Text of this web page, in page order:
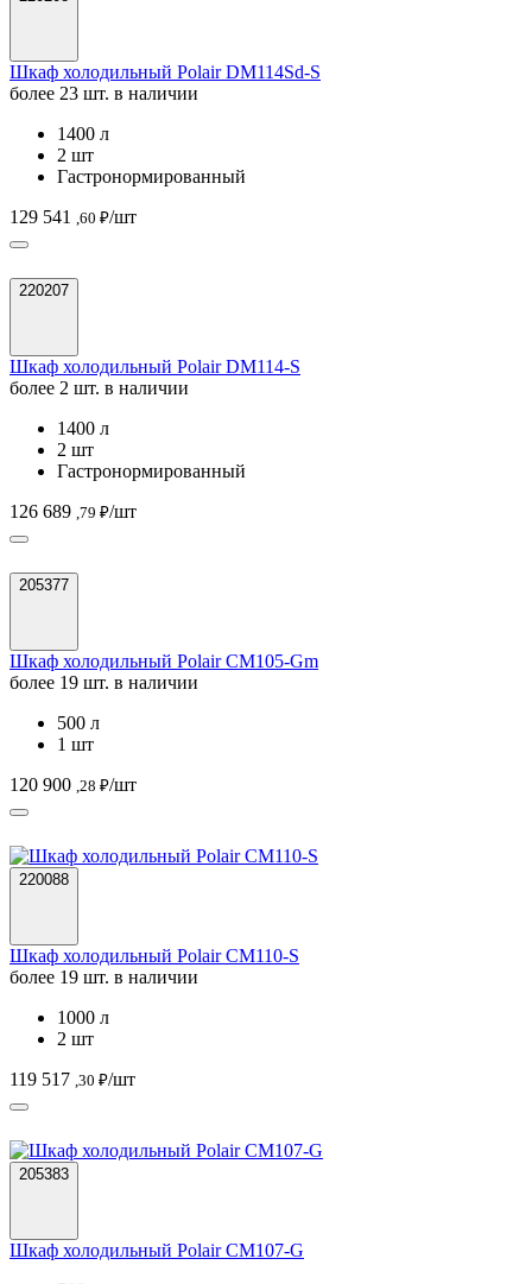
Шкаф холодильный Polair DM114Sd-S
более 23 шт. в наличии
1400 л
2 шт
Гастронормированный
129 541
,60 ₽/шт
220207
Шкаф холодильный Polair DM114-S
более 2 шт. в наличии
1400 л
2 шт
Гастронормированный
126 689 ,79 ₽/шт
205377
Шкаф холодильный Polair CM105-Gm
более 19 шт. в наличии
500 л
1 шт
120 900 ,28 ₽/шт
220088
Шкаф холодильный Polair CM110-S
более 19 шт. в наличии
1000 л
2 шт
119 517 ,30 ₽/шт
205383
Шкаф холодильный Polair CM107-G